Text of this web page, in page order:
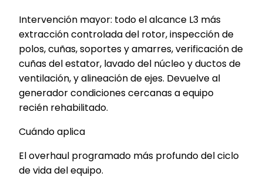
Intervención mayor: todo el alcance L3 más
extracción controlada del rotor, inspección de
polos, cuñas, soportes y amarres, verificación de
cuñas del estator, lavado del núcleo y ductos de
ventilación, y alineación de ejes. Devuelve al
generador condiciones cercanas a equipo
recién rehabilitado.
Cuándo aplica
El overhaul programado más profundo del ciclo
de vida del equipo.